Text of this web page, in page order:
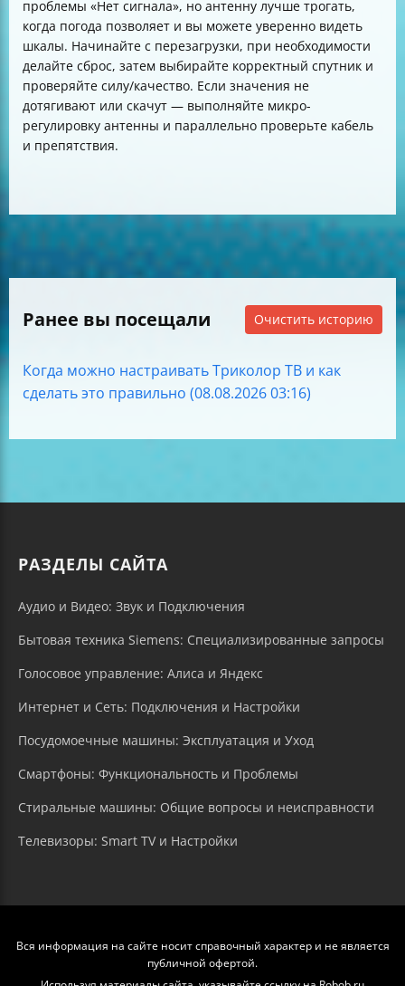
проблемы «Нет сигнала», но антенну лучше трогать,
когда погода позволяет и вы можете уверенно видеть
шкалы. Начинайте с перезагрузки, при необходимости
делайте сброс, затем выбирайте корректный спутник и
проверяйте силу/качество. Если значения не
дотягивают или скачут — выполняйте микро-
регулировку антенны и параллельно проверьте кабель
и препятствия.
Ранее вы посещали Очистить историю
Когда можно настраивать Триколор ТВ и как
сделать это правильно (08.08.2026 03:16)
РАЗДЕЛЫ САЙТА
Аудио и Видео: Звук и Подключения
Бытовая техника Siemens: Специализированные запросы
Голосовое управление: Алиса и Яндекс
Интернет и Сеть: Подключения и Настройки
Посудомоечные машины: Эксплуатация и Уход
Смартфоны: Функциональность и Проблемы
Стиральные машины: Общие вопросы и неисправности
Телевизоры: Smart TV и Настройки
Вся информация на сайте носит справочный характер и не является
публичной офертой.